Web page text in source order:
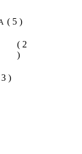
( 5 )
( 2
)
)